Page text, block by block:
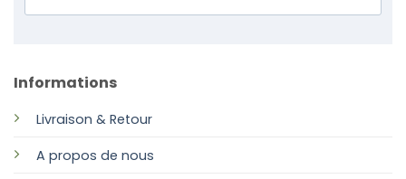
Informations
Livraison & Retour
A propos de nous